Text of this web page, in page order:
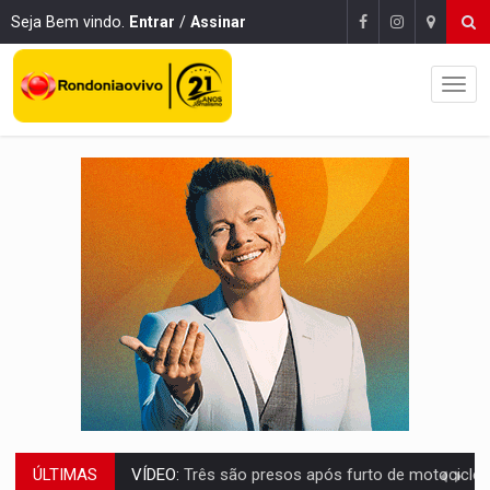
Seja Bem vindo. Entrar / Assinar
ÚLTIMAS VÍDEO: Três são presos após furto de motocicleta em frente